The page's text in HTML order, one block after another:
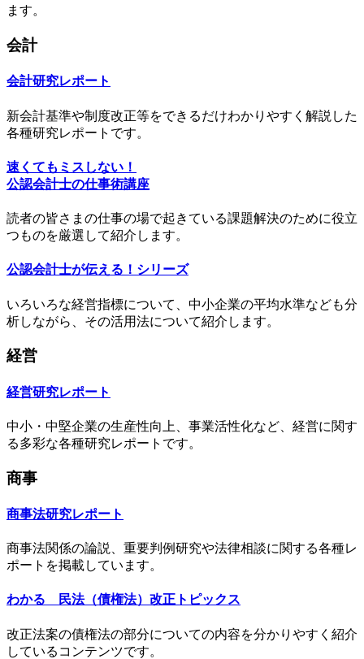
ます。
会計
会計研究レポート
新会計基準や制度改正等をできるだけわかりやすく解説した
各種研究レポートです。
速くてもミスしない！
公認会計士の仕事術講座
読者の皆さまの仕事の場で起きている課題解決のために役立
つものを厳選して紹介します。
公認会計士が伝える！シリーズ
いろいろな経営指標について、中小企業の平均水準なども分
析しながら、その活用法について紹介します。
経営
経営研究レポート
中小・中堅企業の生産性向上、事業活性化など、経営に関す
る多彩な各種研究レポートです。
商事
商事法研究レポート
商事法関係の論説、重要判例研究や法律相談に関する各種レ
ポートを掲載しています。
わかる 民法（債権法）改正トピックス
改正法案の債権法の部分についての内容を分かりやすく紹介
しているコンテンツです。